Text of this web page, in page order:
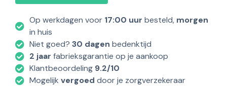
Op werkdagen voor 17:00 uur besteld, morgen
in huis
Niet goed? 30 dagen bedenktijd
2 jaar fabrieksgarantie op je aankoop
Klantbeoordeling 9.2/10
Mogelijk vergoed door je zorgverzekeraar